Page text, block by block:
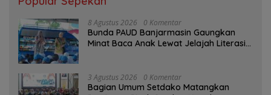
8 Agustus 2026 0 Komentar
Bunda PAUD Banjarmasin Gaungkan
Minat Baca Anak Lewat Jelajah Literasi
3 Agustus 2026 0 Komentar
Bagian Umum Setdako Matangkan